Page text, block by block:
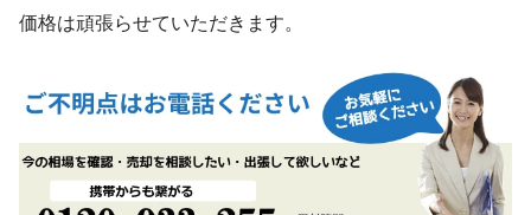
価格は頑張らせていただきます。